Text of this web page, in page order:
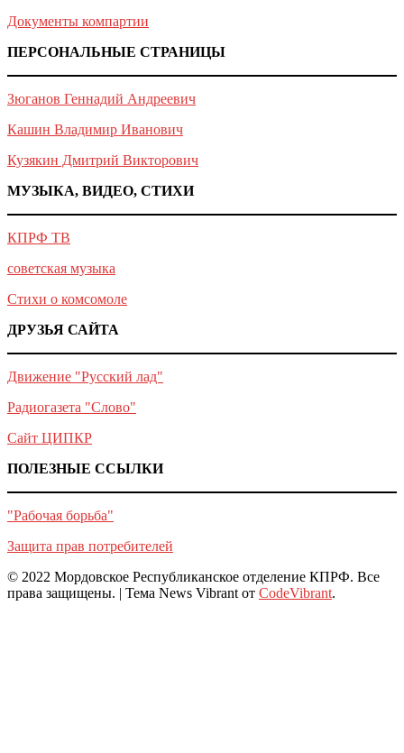
Документы компартии
ПЕРСОНАЛЬНЫЕ СТРАНИЦЫ
Зюганов Геннадий Андреевич
Кашин Владимир Иванович
Кузякин Дмитрий Викторович
МУЗЫКА, ВИДЕО, СТИХИ
КПРФ ТВ
советская музыка
Стихи о комсомоле
ДРУЗЬЯ САЙТА
Движение "Русский лад"
Радиогазета "Слово"
Сайт ЦИПКР
ПОЛЕЗНЫЕ ССЫЛКИ
"Рабочая борьба"
Защита прав потребителей
© 2022 Мордовское Республиканское отделение КПРФ. Все
права защищены. | Тема News Vibrant от CodeVibrant.